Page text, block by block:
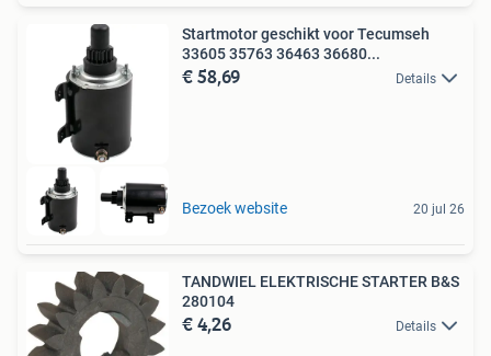
Startmotor geschikt voor Tecumseh
33605 35763 36463 36680...
€ 58,69 Details
Bezoek website 20 jul 26
TANDWIEL ELEKTRISCHE STARTER B&S
280104
€ 4,26 Details